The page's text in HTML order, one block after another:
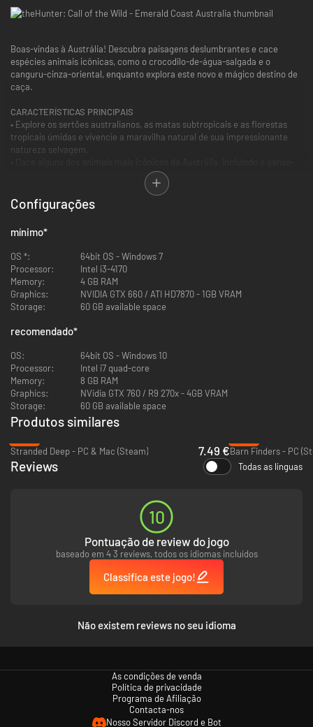
Boas-vindas à Austrália! Descubra paisagens deslumbrantes e cace
espécies animais icônicas, como o crocodilo-de-água-salgada e o
canguru-cinza-oriental, enquanto explora este novo e mágico destino de
caça.
CARACTERÍSTICAS PRINCIPAIS
• Explore os sertões australianos, as matas subtropicais e as florestas
tropicais úmidas e vivencie a maravilha natural de sua impressionante
natureza selvagem.
pega, bantengue, crocodilo-de-água-salgada, canguru-cinza-oriental e
• Faça novas amizades e trabalhe em conjunto para proteger o belo e
frágil ecossistema da região por meio de missões secundárias e de
• Expanda seu arsenal de caça com o novo fuzil de ferrolho Zagan
perfeita para qualquer viagem de caça.
Configurações
mínimo*
OS *:
64bit OS - Windows 7
Processor:
Intel i3-4170
Memory:
4 GB RAM
Graphics:
NVIDIA GTX 660 / ATI HD7870 - 1GB VRAM
Storage:
60 GB available space
recomendado*
OS:
64bit OS - Windows 10
Processor:
Intel i7 quad-core
Memory:
8 GB RAM
Graphics:
NVidia GTX 760 / R9 270x - 4GB VRAM
Storage:
60 GB available space
Produtos similares
Stranded Deep - PC & Mac (Steam)
7.49 €Barn Finders - PC
Reviews Todas as línguas
10
Pontuação de review do jogo
baseado em 4 3 reviews, todos os idiomas incluídos
Classifica este jogo!
Não existem reviews no seu idioma
As condições de venda
Política de privacidade
Programa de Afiliação
Contacta-nos
Nosso Servidor Discord e Bot